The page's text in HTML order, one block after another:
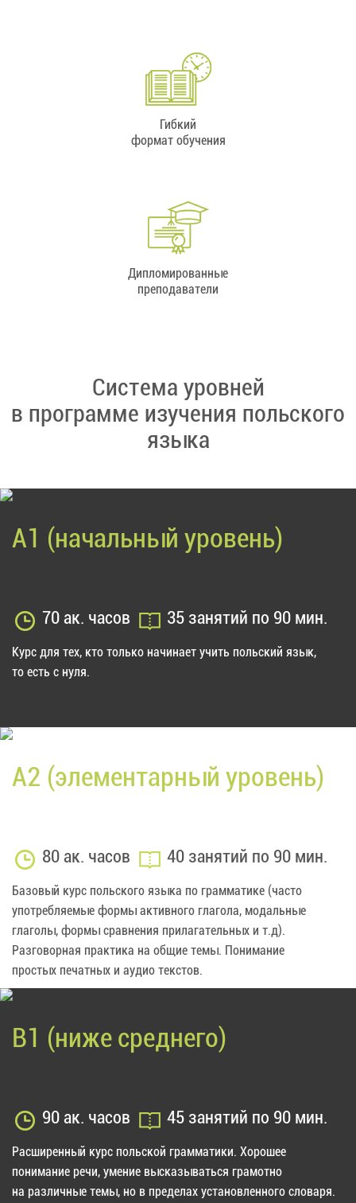
Гибкий
формат обучения
Дипломированные
преподаватели
Cистема уровней
в программе изучения польского
языка
A1 (начальный уровень)
70 ак. часов 35 занятий по 90 мин.
Курс для тех, кто только начинает учить польский язык,
то есть с нуля.
A2 (элементарный уровень)
80 ак. часов 40 занятий по 90 мин.
Базовый курс польского языка по грамматике (часто
употребляемые формы активного глагола, модальные
глаголы, формы сравнения прилагательных и т.д).
Разговорная практика на общие темы. Понимание
простых печатных и аудио текстов.
B1 (ниже среднего)
90 ак. часов 45 занятий по 90 мин.
Расширенный курс польской грамматики. Хорошее
понимание речи, умение высказываться грамотно
на различные темы, но в пределах установленного словаря.